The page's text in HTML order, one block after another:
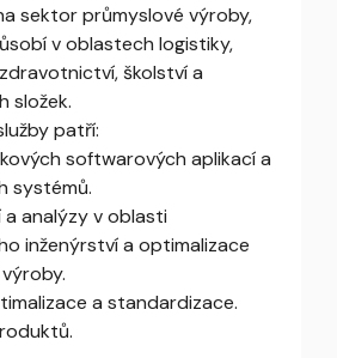
sektor průmyslové výroby,
v oblastech logistiky,
školství a
složek.
patří:
softwarových aplikací a
systémů.
analýzy v oblasti
inženýrství a optimalizace
a standardizace.